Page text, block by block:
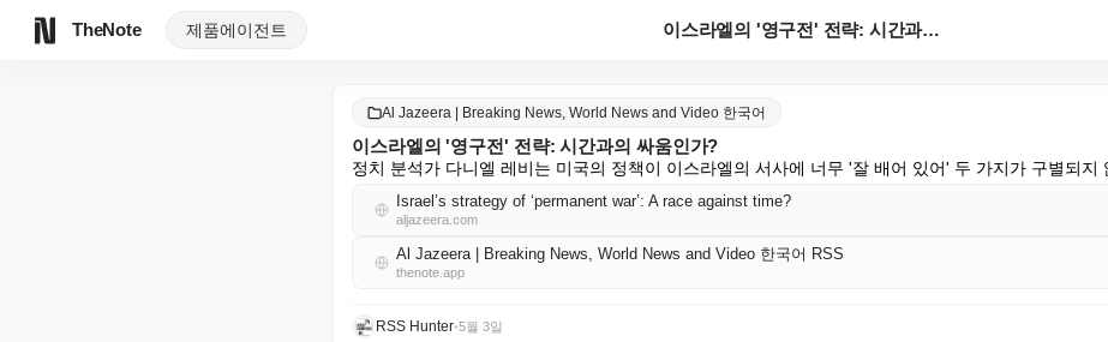
TheNote 제품에이전트 이스라엘의 '영구전' 전략: 시간과의 싸움인가?
Al Jazeera | Breaking News, World News and Video 한국어
이스라엘의 '영구전' 전략: 시간과의 싸움인가?
정치 분석가 다니엘 레비는 미국의 정책이 이스라엘의 서사에 너무 '잘 배어 있어' 두 가지가 구별되지
Israel’s strategy of ‘permanent war’: A race against time?
aljazeera.com
Al Jazeera | Breaking News, World News and Video 한국어 RSS
thenote.app
RSS Hunter•5월 3일